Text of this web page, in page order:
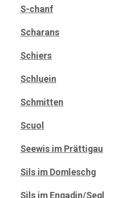
S-chanf
Scharans
Schiers
Schluein
Schmitten
Scuol
Seewis im Prättigau
Sils im Domleschg
Sils im Engadin/Segl